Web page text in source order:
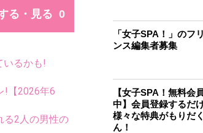
る・見る
いるかも!
!【2026年6
る2人の男性の
「女子SPA！」のフ
ンス編集者募集
【女子SPA！無料会
中】会員登録するだ
様々な特典がもりだ
ん！